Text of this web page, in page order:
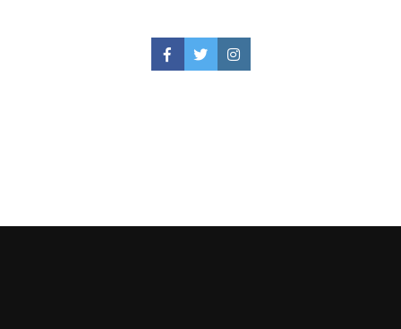
FacebookTwitterInstagram